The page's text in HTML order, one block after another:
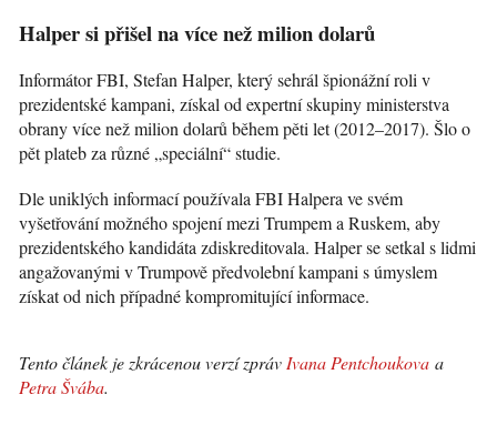
Halper si přišel na více než milion dolarů
Informátor FBI, Stefan Halper, který sehrál špionážní roli v
prezidentské kampani, získal od expertní skupiny ministerstva
obrany více než milion dolarů během pěti let (2012–2017). Šlo o
pět plateb za různé „speciální“ studie.
Dle uniklých informací používala FBI Halpera ve svém
vyšetřování možného spojení mezi Trumpem a Ruskem, aby
prezidentského kandidáta zdiskreditovala. Halper se setkal s lidmi
angažovanými v Trumpově předvolební kampani s úmyslem
získat od nich případné kompromitující informace.
Tento článek je zkrácenou verzí zpráv Ivana Pentchoukova a
Petra Švába.